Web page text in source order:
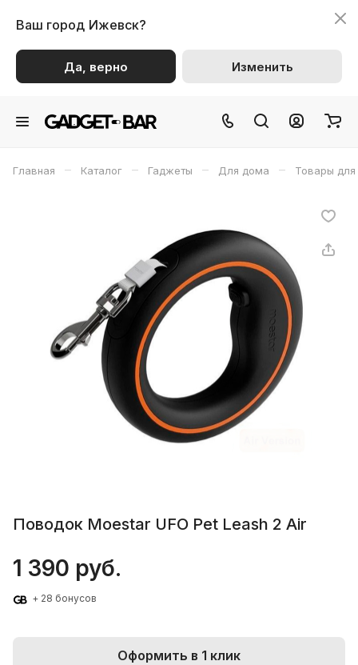
Ваш город Ижевск?
Да, верно Изменить
Главная – Каталог – Гаджеты – Для дома – Товары
Поводок Moestar UFO Pet Leash 2 Air
1 390 руб.
+ 28 бонусов
Оформить в 1 клик